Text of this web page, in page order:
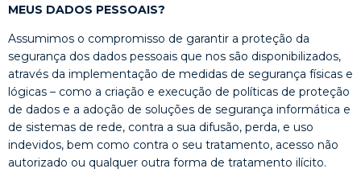
MEUS DADOS PESSOAIS?
Assumimos o compromisso de garantir a proteção da
segurança dos dados pessoais que nos são disponibilizados,
através da implementação de medidas de segurança físicas e
lógicas – como a criação e execução de políticas de proteção
de dados e a adoção de soluções de segurança informática e
de sistemas de rede, contra a sua difusão, perda, e uso
indevidos, bem como contra o seu tratamento, acesso não
autorizado ou qualquer outra forma de tratamento ilícito.